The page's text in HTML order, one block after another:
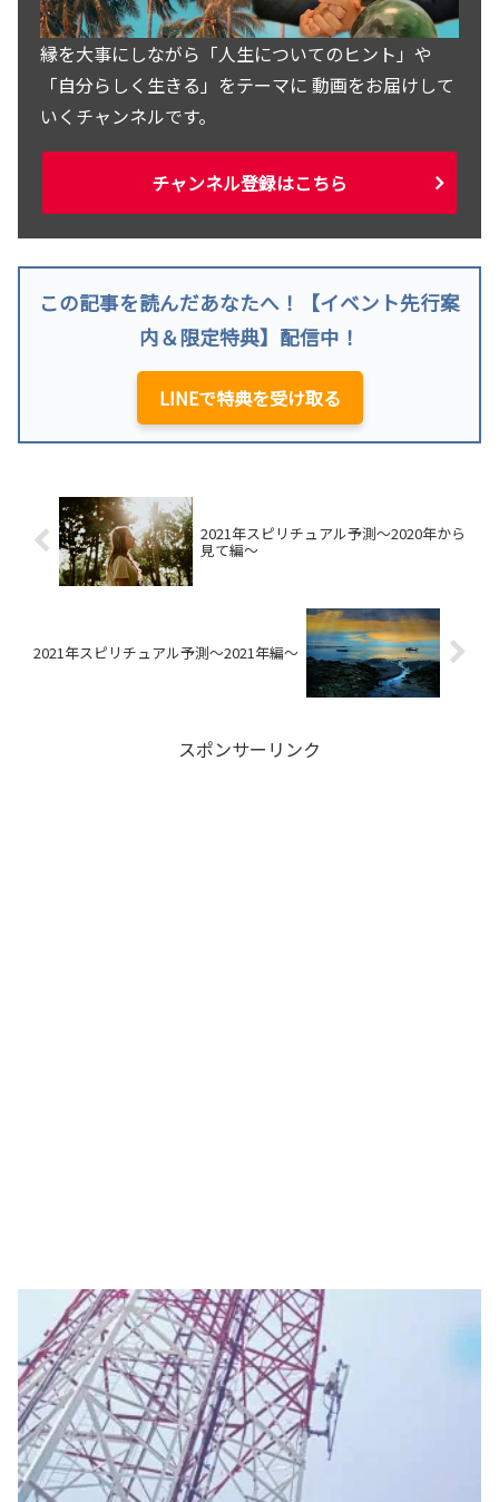
縁を大事にしながら「人生についてのヒント」や
「自分らしく生きる」をテーマに 動画をお届けして
いくチャンネルです。
チャンネル登録はこちら
この記事を読んだあなたへ！【イベント先行案
内＆限定特典】配信中！
LINEで特典を受け取る
2021年スピリチュアル予測～2020年から
見て編～
2021年スピリチュアル予測～2021年編～
スポンサーリンク